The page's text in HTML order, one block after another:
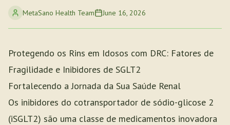
MetaSano Health Team June 16, 2026
Protegendo os Rins em Idosos com DRC: Fatores de
Fragilidade e Inibidores de SGLT2
Fortalecendo a Jornada da Sua Saúde Renal
Os inibidores do cotransportador de sódio-glicose 2
(iSGLT2) são uma classe de medicamentos inovadora